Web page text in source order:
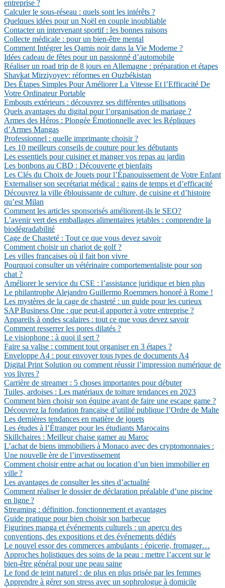
entreprise ?
Calculer le sous-réseau : quels sont les intérêts ?
Quelques idées pour un Noël en couple inoubliable
Contacter un intervenant sportif : les bonnes raisons
Collecte médicale : pour un bien-être mental
Comment Intégrer les Qamis noir dans la Vie Moderne ?
Idées cadeau de fêtes pour un passionné d’automobile
Réaliser un road trip de 8 jours en Allemagne : préparation et étapes
Shavkat Mirziyoyev: réformes en Ouzbékistan
Des Étapes Simples Pour Améliorer La Vitesse Et l’Efficacité De
Votre Ordinateur Portable
Embouts extérieurs : découvrez ses différentes utilisations
Quels avantages du digital pour l’organisation de mariage ?
Armes des Héros : Plongée Émotionnelle avec les Répliques
d’Armes Mangas
Professionnel : quelle imprimante choisir ?
Les 10 meilleurs conseils de couture pour les débutants
Les essentiels pour cuisiner et manger vos repas au jardin
Les bonbons au CBD : Découverte et bienfaits
Les Clés du Choix de Jouets pour l’Épanouissement de Votre Enfant
Externaliser son secrétariat médical : gains de temps et d’efficacité
Découvrez la ville éblouissante de culture, de cuisine et d’histoire
qu’est Milan
Comment les articles sponsorisés améliorent-ils le SEO?
L’avenir vert des emballages alimentaires jetables : comprendre la
biodégradabilité
Cage de Chasteté : Tout ce que vous devez savoir
Comment choisir un chariot de golf ?
Les villes françaises où il fait bon vivre
Pourquoi consulter un vétérinaire comportementaliste pour son
chat ?
Améliorer le service du CSE : l’assistance juridique et bien plus
Le philantrophe Alejandro Guillermo Roemmers honoré à Rome !
Les mystères de la cage de chasteté : un guide pour les curieux
SAP Business One : que peut-il apporter à votre entreprise ?
Appareils à ondes scalaires : tout ce que vous devez savoir
Comment resserrer les pores dilatés ?
Le visiophone : à quoi il sert ?
Faire sa valise : comment tout organiser en 3 étapes ?
Enveloppe A4 : pour envoyer tous types de documents A4
Digital Print Solution ou comment réussir l’impression numérique de
vos livres ?
Carrière de streamer : 5 choses importantes pour débuter
Tuiles, ardoises : Les matériaux de toiture tendances en 2023
Comment bien choisir son équipe avant de faire une escape game ?
Découvrez la fondation française d’utilité publique l’Ordre de Malte
Les dernières tendances en matière de jouets
Les études à l’Étranger pour les étudiants Marocains
Skillchaires : Meilleur chaise gamer au Maroc
L’achat de biens immobiliers à Monaco avec des cryptomonnaies :
Une nouvelle ère de l’investissement
Comment choisir entre achat ou location d’un bien immobilier en
ville ?
Les avantages de consulter les sites d’actualité
Comment réaliser le dossier de déclaration préalable d’une piscine
en ligne ?
Streaming : définition, fonctionnement et avantages
Guide pratique pour bien choisir son barbecue
Figurines manga et événements culturels : un aperçu des
conventions, des expositions et des événements dédiés
Le nouvel essor des commerces ambulants : épicerie, fromager…
Approches holistiques des soins de la peau : mettre l’accent sur le
bien-être général pour une peau saine
Le fond de teint naturel : de plus en plus prisée par les femmes
Apprendre à gérer son stress avec un sophrologue à domicile